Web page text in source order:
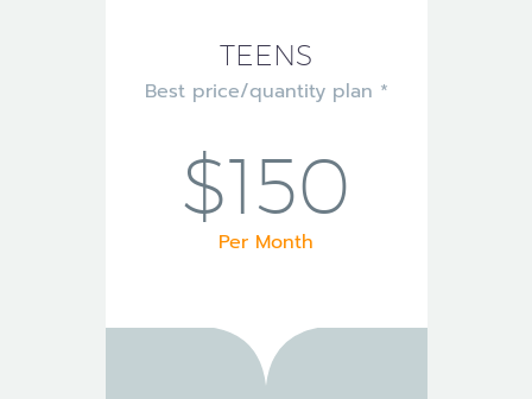
TEENS
Best price/quantity plan *
$150
Per Month